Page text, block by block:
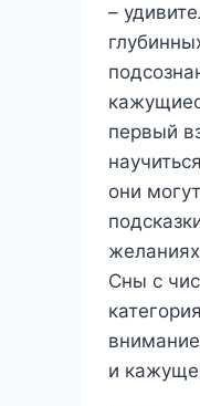
–
первый
они
Сны с
и